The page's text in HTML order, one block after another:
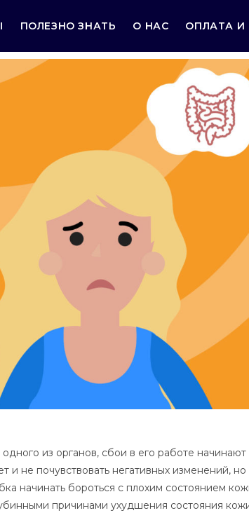
ПОЛЕЗНО ЗНАТЬ О НАС ОПЛАТА И
из органов, сбои в его работе начинают
и не почувствовать негативных изменений,
начинать бороться с плохим состоянием
причинами ухудшения состояния